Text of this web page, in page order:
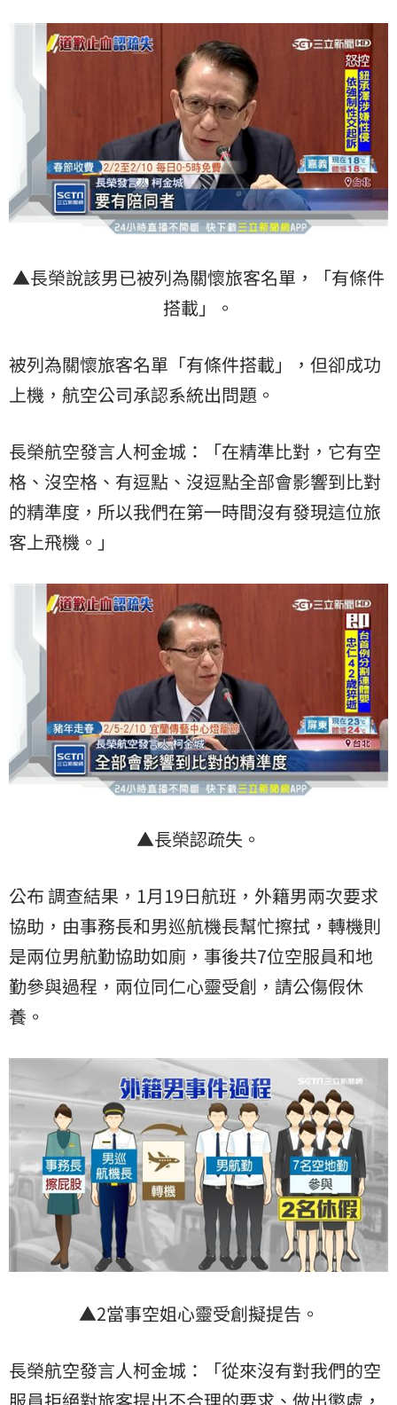
▲長榮說該男已被列為關懷旅客名單，「有條件
搭載」。
被列為關懷旅客名單「有條件搭載」，但卻成功
上機，航空公司承認系統出問題。
長榮航空發言人柯金城：「在精準比對，它有空
格、沒空格、有逗點、沒逗點全部會影響到比對
的精準度，所以我們在第一時間沒有發現這位旅
客上飛機。」
▲長榮認疏失。
公布 調查結果，1月19日航班，外籍男兩次要求
協助，由事務長和男巡航機長幫忙擦拭，轉機則
是兩位男航勤協助如廁，事後共7位空服員和地
勤參與過程，兩位同仁心靈受創，請公傷假休
養。
▲2當事空姐心靈受創擬提告。
長榮航空發言人柯金城：「從來沒有對我們的空